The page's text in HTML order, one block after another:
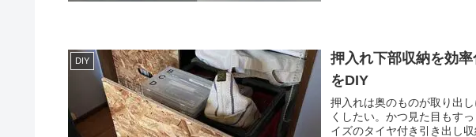
DIY
押入れ下部収納を効
をDIY
押入れは奥のものが取り出
くしたい。かつ見た目もす
イズのタイヤ付き引き出し収